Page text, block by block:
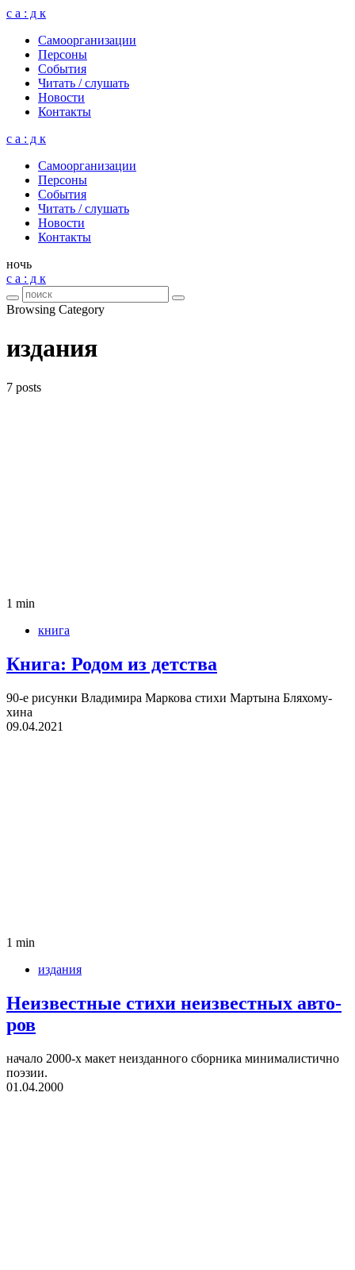
с а : д к
Само­ор­га­ни­за­ции
Пер­соны
Собы­тия
Читать / слу­шать
Ново­сти
Кон­такты
с а : д к
Само­ор­га­ни­за­ции
Пер­соны
Собы­тия
Читать / слу­шать
Ново­сти
Кон­такты
ночь
с а : д к
Browsing Category
издания
7 posts
1 min
книга
Книга: Родом из дет­ства
90‑е рисунки Вла­ди­мира Мар­кова стихи Мар­тына Бля­хо­му­
хина
09.04.2021
1 min
издания
Неиз­вест­ные стихи неиз­вест­ных авто­
ров
начало 2000‑х макет неиз­дан­ного сбор­ника мини­ма­ли­стично
поэ­зии.
01.04.2000